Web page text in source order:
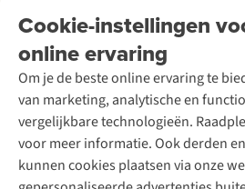
Cookie-instellingen
online ervaring
Om je de beste online ervaring te
van marketing, analytische en
vergelijkbare technologieën.
voor meer informatie. Ook derden
kunnen cookies plaatsen via onze
Garantie
Contact
Onze winkels
Over A.S.Adventure
Toegankelijkheidsverklaring
Ski-onderhoud
Wasservice
Schoenonderhoud
Schoenherstelling
Kledingherstelling
Retouches
Voor bedrijven
A.S.Magazine
Podcast
Explore Academy
Explore Camp
Gear Check
Inspiratie & advies
Meld je aan voor de nieuwsbrief
Follow us